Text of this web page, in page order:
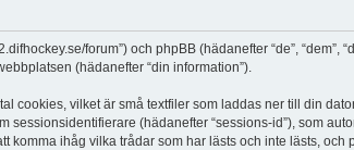
forum”) och phpBB (hädanefter “de”, “dem”,
(hädanefter “din information”).
cookies, vilket är små textfiler som laddas ner till din
(hädanefter “sessions-id”), som
komma ihåg vilka trådar som har lästs och inte lästs, och